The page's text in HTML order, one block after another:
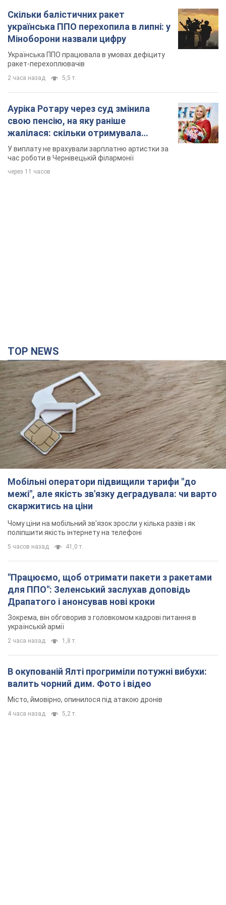
Скільки балістичних ракет
українська ППО перехопила в липні: у
Міноборони назвали цифру
Українська ППО працювала в умовах дефіциту
ракет-перехоплювачів
2 часа назад 5,5 т.
Ауріка Ротару через суд змінила
свою пенсію, на яку раніше
жалілася: скільки отримувала
співачка
У виплату не врахували зарплатню артистки за
час роботи в Чернівецькій філармонії
через 11 часов
TOP NEWS
Мобільні оператори підвищили тарифи "до
межі", але якість зв'язку деградувала: чи варто
скаржитись на ціни
Чому ціни на мобільний зв'язок зросли у кілька разів і як
поліпшити якість інтернету на телефоні
5 часов назад 41,0 т.
"Працюємо, щоб отримати пакети з ракетами
для ППО": Зеленський заслухав доповідь
Драпатого і анонсував нові кроки
Зокрема, він обговорив з головкомом кадрові питання в
українській армії
2 часа назад 1,8 т.
В окупованій Ялті прогриміли потужні вибухи:
валить чорний дим. Фото і відео
Місто, ймовірно, опинилося під атакою дронів
4 часа назад 5,2 т.